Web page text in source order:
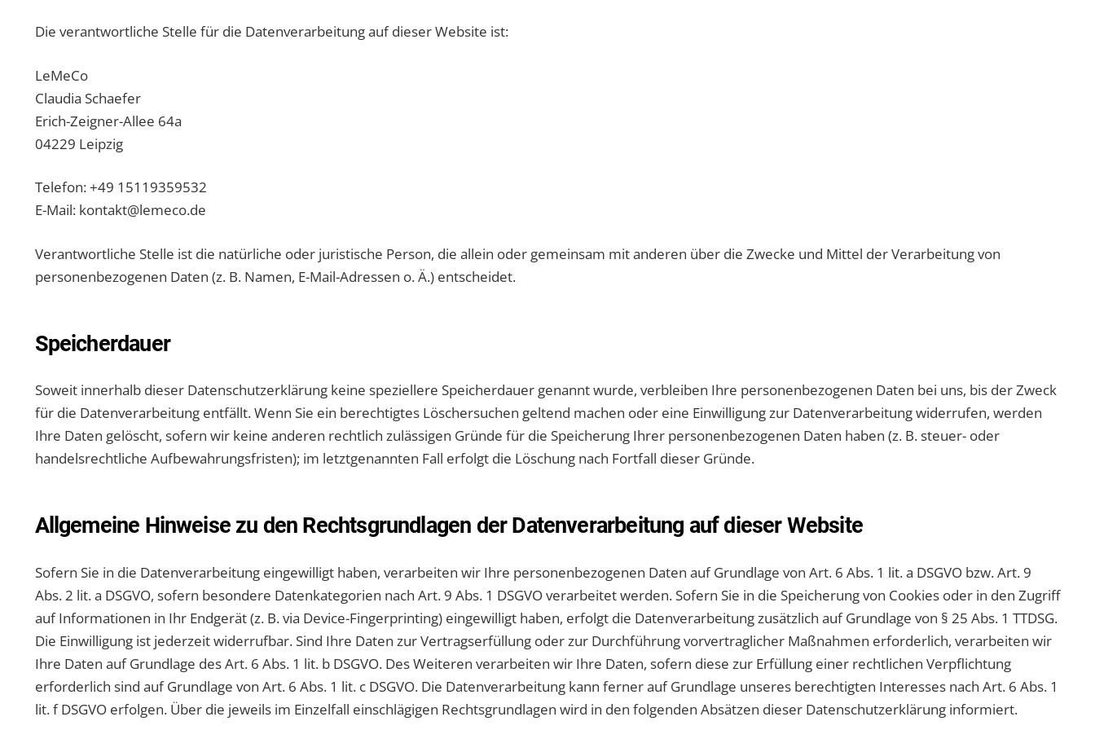
Die verantwortliche Stelle für die Datenverarbeitung auf dieser Website ist:
LeMeCo
Claudia Schaefer
Erich-Zeigner-Allee 64a
04229 Leipzig
Telefon: +49 15119359532
E-Mail: kontakt@lemeco.de
Verantwortliche Stelle ist die natürliche oder juristische Person, die allein oder gemeinsam mit anderen über die Zwecke und Mittel der Verarbeitung von
personenbezogenen Daten (z. B. Namen, E-Mail-Adressen o. Ä.) entscheidet.
Speicherdauer
Soweit innerhalb dieser Datenschutzerklärung keine speziellere Speicherdauer genannt wurde, verbleiben Ihre personenbezogenen Daten bei uns, bis der Zweck
für die Datenverarbeitung entfällt. Wenn Sie ein berechtigtes Löschersuchen geltend machen oder eine Einwilligung zur Datenverarbeitung widerrufen, werden
Ihre Daten gelöscht, sofern wir keine anderen rechtlich zulässigen Gründe für die Speicherung Ihrer personenbezogenen Daten haben (z. B. steuer- oder
handelsrechtliche Aufbewahrungsfristen); im letztgenannten Fall erfolgt die Löschung nach Fortfall dieser Gründe.
Allgemeine Hinweise zu den Rechtsgrundlagen der Datenverarbeitung auf dieser Website
Sofern Sie in die Datenverarbeitung eingewilligt haben, verarbeiten wir Ihre personenbezogenen Daten auf Grundlage von Art. 6 Abs. 1 lit. a DSGVO bzw. Art. 9
Abs. 2 lit. a DSGVO, sofern besondere Datenkategorien nach Art. 9 Abs. 1 DSGVO verarbeitet werden. Sofern Sie in die Speicherung von Cookies oder in den Zugriff
auf Informationen in Ihr Endgerät (z. B. via Device-Fingerprinting) eingewilligt haben, erfolgt die Datenverarbeitung zusätzlich auf Grundlage von § 25 Abs. 1 TTDSG.
Die Einwilligung ist jederzeit widerrufbar. Sind Ihre Daten zur Vertragserfüllung oder zur Durchführung vorvertraglicher Maßnahmen erforderlich, verarbeiten wir
Ihre Daten auf Grundlage des Art. 6 Abs. 1 lit. b DSGVO. Des Weiteren verarbeiten wir Ihre Daten, sofern diese zur Erfüllung einer rechtlichen Verpflichtung
erforderlich sind auf Grundlage von Art. 6 Abs. 1 lit. c DSGVO. Die Datenverarbeitung kann ferner auf Grundlage unseres berechtigten Interesses nach Art. 6 Abs. 1
lit. f DSGVO erfolgen. Über die jeweils im Einzelfall einschlägigen Rechtsgrundlagen wird in den folgenden Absätzen dieser Datenschutzerklärung informiert.